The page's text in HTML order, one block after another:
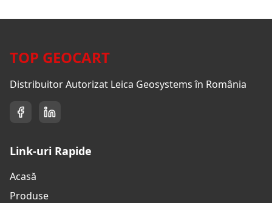
TOP GEOCART
Distribuitor Autorizat Leica Geosystems în România
Link-uri Rapide
Acasă
Produse